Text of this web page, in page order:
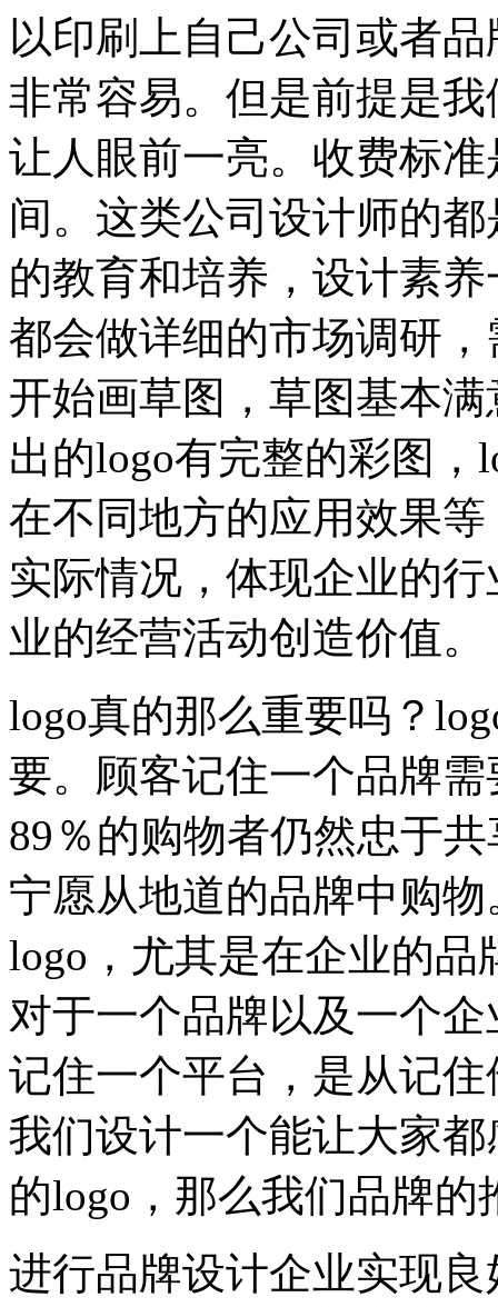
以印刷上自己公司或者
非常容易。但是前提是
让人眼前一亮。收费标
间。这类公司设计师的
的教育和培养，设计素
都会做详细的市场调研
开始画草图，草图基本
出的logo有完整的彩图
在不同地方的应用效果
实际情况，体现企业的
业的经营活动创造价值。
logo真的那么重要吗？
要。顾客记住一个品牌
89％的购物者仍然忠于
宁愿从地道的品牌中购
logo，尤其是在企业的
对于一个品牌以及一个
记住一个平台，是从记
我们设计一个能让大家
的logo，那么我们品牌的
进行品牌设计企业实现